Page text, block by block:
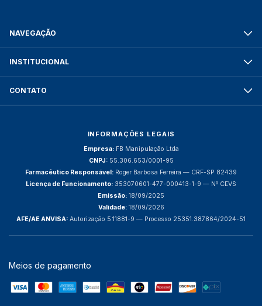
NAVEGAÇÃO
INSTITUCIONAL
CONTATO
INFORMAÇÕES LEGAIS
Empresa:FB Manipulação Ltda
CNPJ:55.306.653/0001-95
Farmacêutico Responsável: Roger Barbosa Ferreira — CRF-SP 82439
Licença de Funcionamento: 353070601-477-000413-1-9 — Nº CEVS
Emissão: 18/09/2025
Validade:18/09/2026
AFE/AE ANVISA: Autorização 5.11881-9 — Processo 25351.387864/2024-51
Meios de pagamento